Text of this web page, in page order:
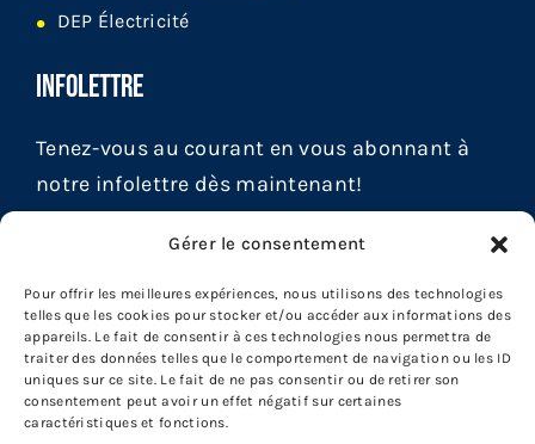
Gérer le consentement
Pour offrir les meilleures expériences, nous utilisons des technologies
telles que les cookies pour stocker et/ou accéder aux informations des
appareils. Le fait de consentir à ces technologies nous permettra de
traiter des données telles que le comportement de navigation ou les ID
uniques sur ce site. Le fait de ne pas consentir ou de retirer son
consentement peut avoir un effet négatif sur certaines
caractéristiques et fonctions.
DEP Électricité
INFOLETTRE
Tenez-vous au courant en vous abonnant à
notre infolettre dès maintenant!